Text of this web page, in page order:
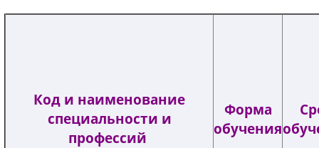
Код и наименование
специальности и
профессий
Форма
обучения